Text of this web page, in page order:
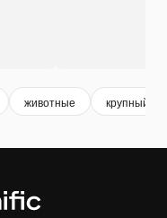
животные крупный